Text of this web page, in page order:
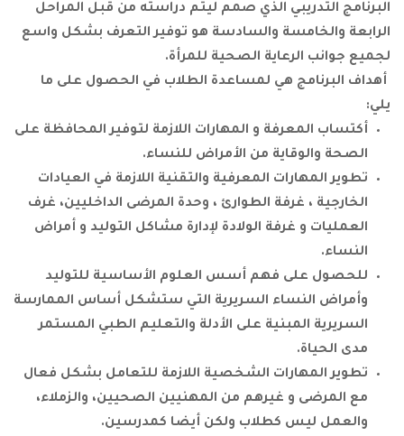
الذي صمم ليتم دراسته من قبل المراحل
والسادسة هو توفير التعرف بشكل واسع
الرعاية الصحية للمرأة.
هي لمساعدة الطلاب في الحصول على ما
و المهارات اللازمة لتوفير المحافظة على
من الأمراض للنساء.
المعرفية والتقنية اللازمة في العيادات
، غرفة الطوارئ ، وحدة المرضى الداخليين، غرف
و غرفة الولادة لإدارة مشاكل التوليد و أمراض
على فهم أسس العلوم الأساسية للتوليد
النساء السريرية التي ستشكل أساس الممارسة
المبنية على الأدلة والتعليم الطبي المستمر
الشخصية اللازمة للتعامل بشكل فعال
و غيرهم من المهنيين الصحيين، والزملاء،
ليس كطلاب ولكن أيضا كمدرسين.